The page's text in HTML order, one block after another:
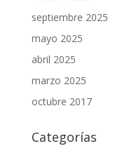
septiembre 2025
mayo 2025
abril 2025
marzo 2025
octubre 2017
Categorías